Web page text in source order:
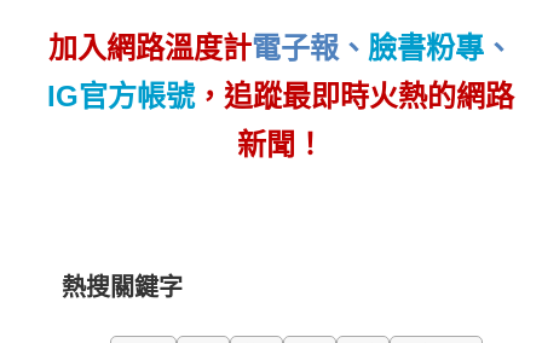
加入網路溫度計電子報 、 臉書粉專 、
IG官方帳號，追蹤最即時火熱的網路
新聞！
熱搜關鍵字